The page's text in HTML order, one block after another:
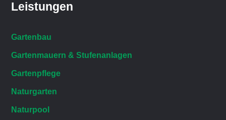
Leistungen
Gartenbau
Gartenmauern & Stufenanlagen
Gartenpflege
Naturgarten
Naturpool